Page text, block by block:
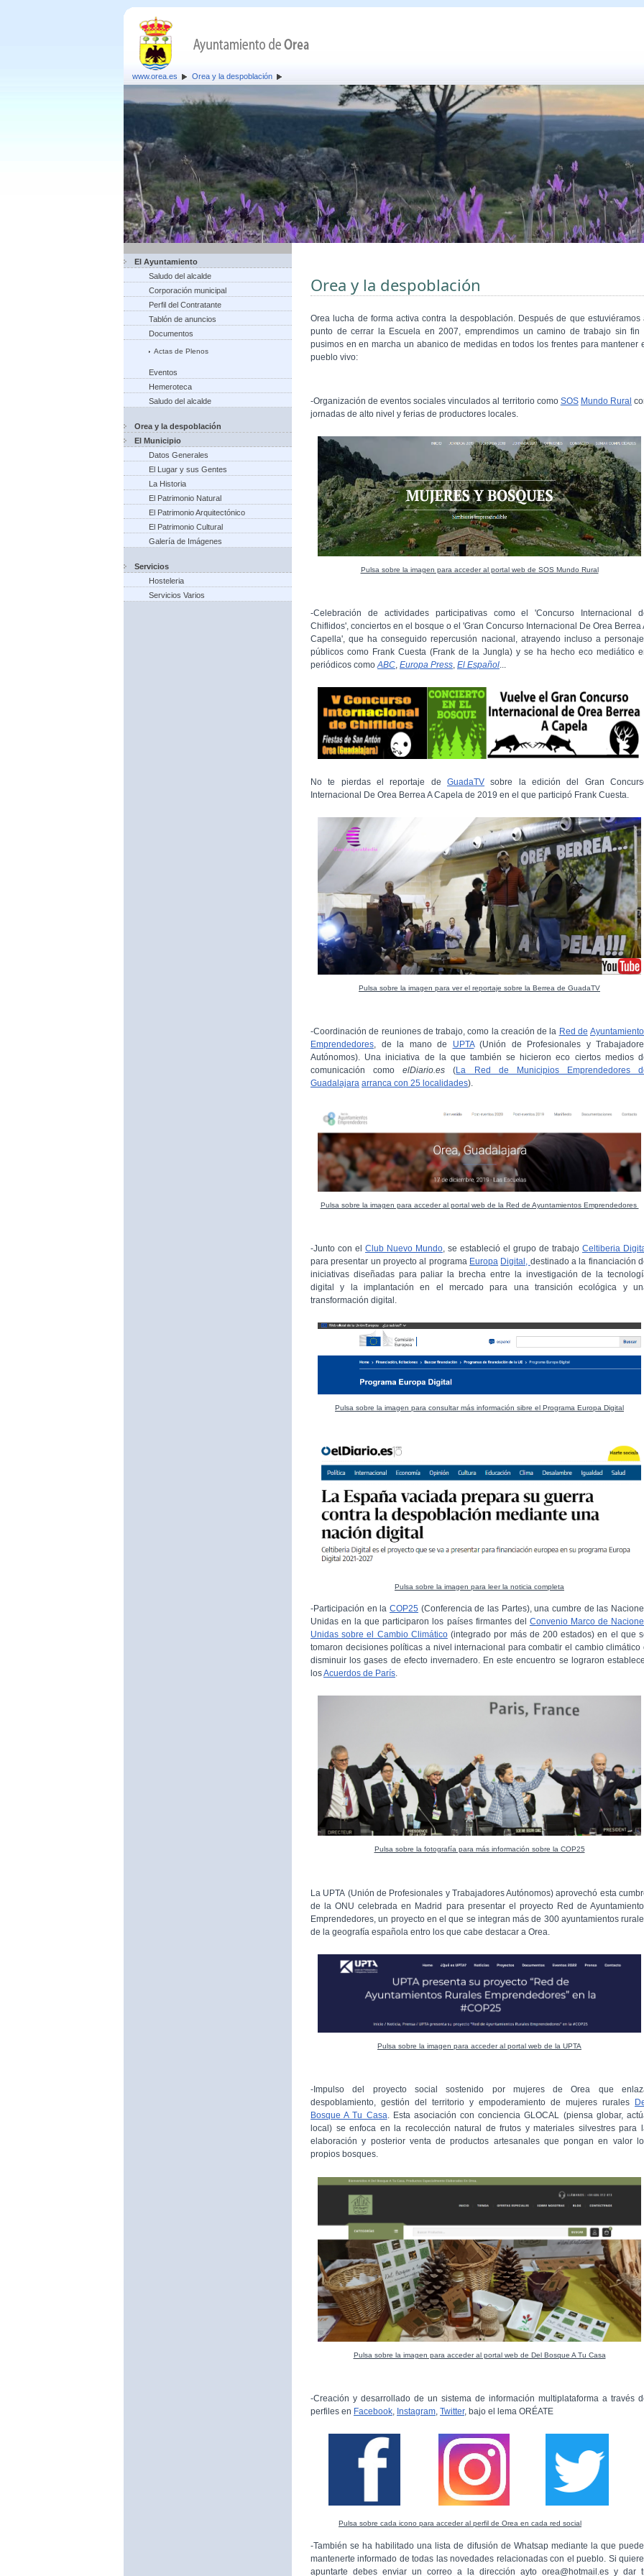
www.orea.es Orea y la despoblación
El Ayuntamiento
Saludo del alcalde
Corporación municipal
Perfil del Contratante
Tablón de anuncios
Documentos
Actas de Plenos
Eventos
Hemeroteca
Saludo del alcalde
Orea y la despoblación
El Municipio
Datos Generales
El Lugar y sus Gentes
La Historia
El Patrimonio Natural
El Patrimonio Arquitectónico
El Patrimonio Cultural
Galería de Imágenes
Servicios
Hosteleria
Servicios Varios
Orea y la despoblación
Orea lucha de forma activa contra la despoblación. Después de que estuviéramos
punto de cerrar la Escuela en 2007, emprendimos un camino de trabajo sin fin
pusimos en en marcha un abanico de medidas en todos los frentes para mantener
pueblo vivo:
-Organización de eventos sociales vinculados al territorio como SOS Mundo Rural
jornadas de alto nivel y ferias de productores locales.
Pulsa sobre la imagen para acceder al portal web de SOS Mundo Rural
-Celebración de actividades participativas como el 'Concurso Internacional
Chiflidos', conciertos en el bosque o el 'Gran Concurso Internacional De Orea Berrea
Capella', que ha conseguido repercusión nacional, atrayendo incluso a
públicos como Frank Cuesta (Frank de la Jungla) y se ha hecho eco mediático
periódicos comoABC, Europa Press, El Español...
No te pierdas el reportaje de GuadaTV sobre la edición del Gran
Internacional De Orea Berrea A Capela de 2019 en el que participó Frank Cuesta.
Pulsa sobre la imagen para ver el reportaje sobre la Berrea de GuadaTV
-Coordinación de reuniones de trabajo, como la creación de la Red de
Emprendedores, de la mano de UPTA(Unión de Profesionales y
Autónomos). Una iniciativa de la que también se hicieron eco ciertos medios
comunicación comoelDiario.es(La Red de Municipios Emprendedores
Guadalajara arranca con 25 localidades).
Pulsa sobre la imagen para acceder al portal web de la Red de Ayuntamientos Emprendedores
-Junto con el Club Nuevo Mundo, se estableció el grupo de trabajo Celtiberia
para presentar un proyecto al programa Europa Digital, destinado a la financiación
iniciativas diseñadas para paliar la brecha entre la investigación de la
digital y la implantación en el mercado para una transición ecológica y
transformación digital.
Pulsa sobre la imagen para consultar más información sibre el Programa Europa Digital
Pulsa sobre la imagen para leer la noticia completa
-Participación en la COP25 (Conferencia de las Partes), una cumbre de las
Unidas en la que participaron los países firmantes del Convenio Marco de
Unidas sobre el Cambio Climático(integrado por más de 200 estados) en el que
tomaron decisiones políticas a nivel internacional para combatir el cambio climático
disminuir los gases de efecto invernadero. En este encuentro se lograron
losAcuerdos de París.
Pulsa sobre la fotografía para más información sobre la COP25
La UPTA (Unión de Profesionales y Trabajadores Autónomos) aprovechó esta
de la ONU celebrada en Madrid para presentar el proyecto Red de
Emprendedores, un proyecto en el que se integran más de 300 ayuntamientos
de la geografía española entro los que cabe destacar a Orea.
Pulsa sobre la imagen para acceder al portal web de la UPTA
-Impulso del proyecto social sostenido por mujeres de Orea que
despoblamiento, gestión del territorio y empoderamiento de mujeres rurales
Bosque A Tu Casa. Esta asociación con conciencia GLOCAL (piensa globar,
local) se enfoca en la recolección natural de frutos y materiales silvestres para
elaboración y posterior venta de productos artesanales que pongan en valor
propios bosques.
Pulsa sobre la imagen para acceder al portal web de Del Bosque A Tu Casa
-Creación y desarrollado de un sistema de información multiplataforma a través
perfiles en Facebook, Instagram, Twitter, bajo el lema ORÉATE
Pulsa sobre cada icono para acceder al perfil de Orea en cada red social
-También se ha habilitado una lista de difusión de Whatsap mediante la que
mantenerte informado de todas las novedades relacionadas con el pueblo. Si
apuntarte debes enviar un correo a la dirección ayto_orea@hotmail.es y dar